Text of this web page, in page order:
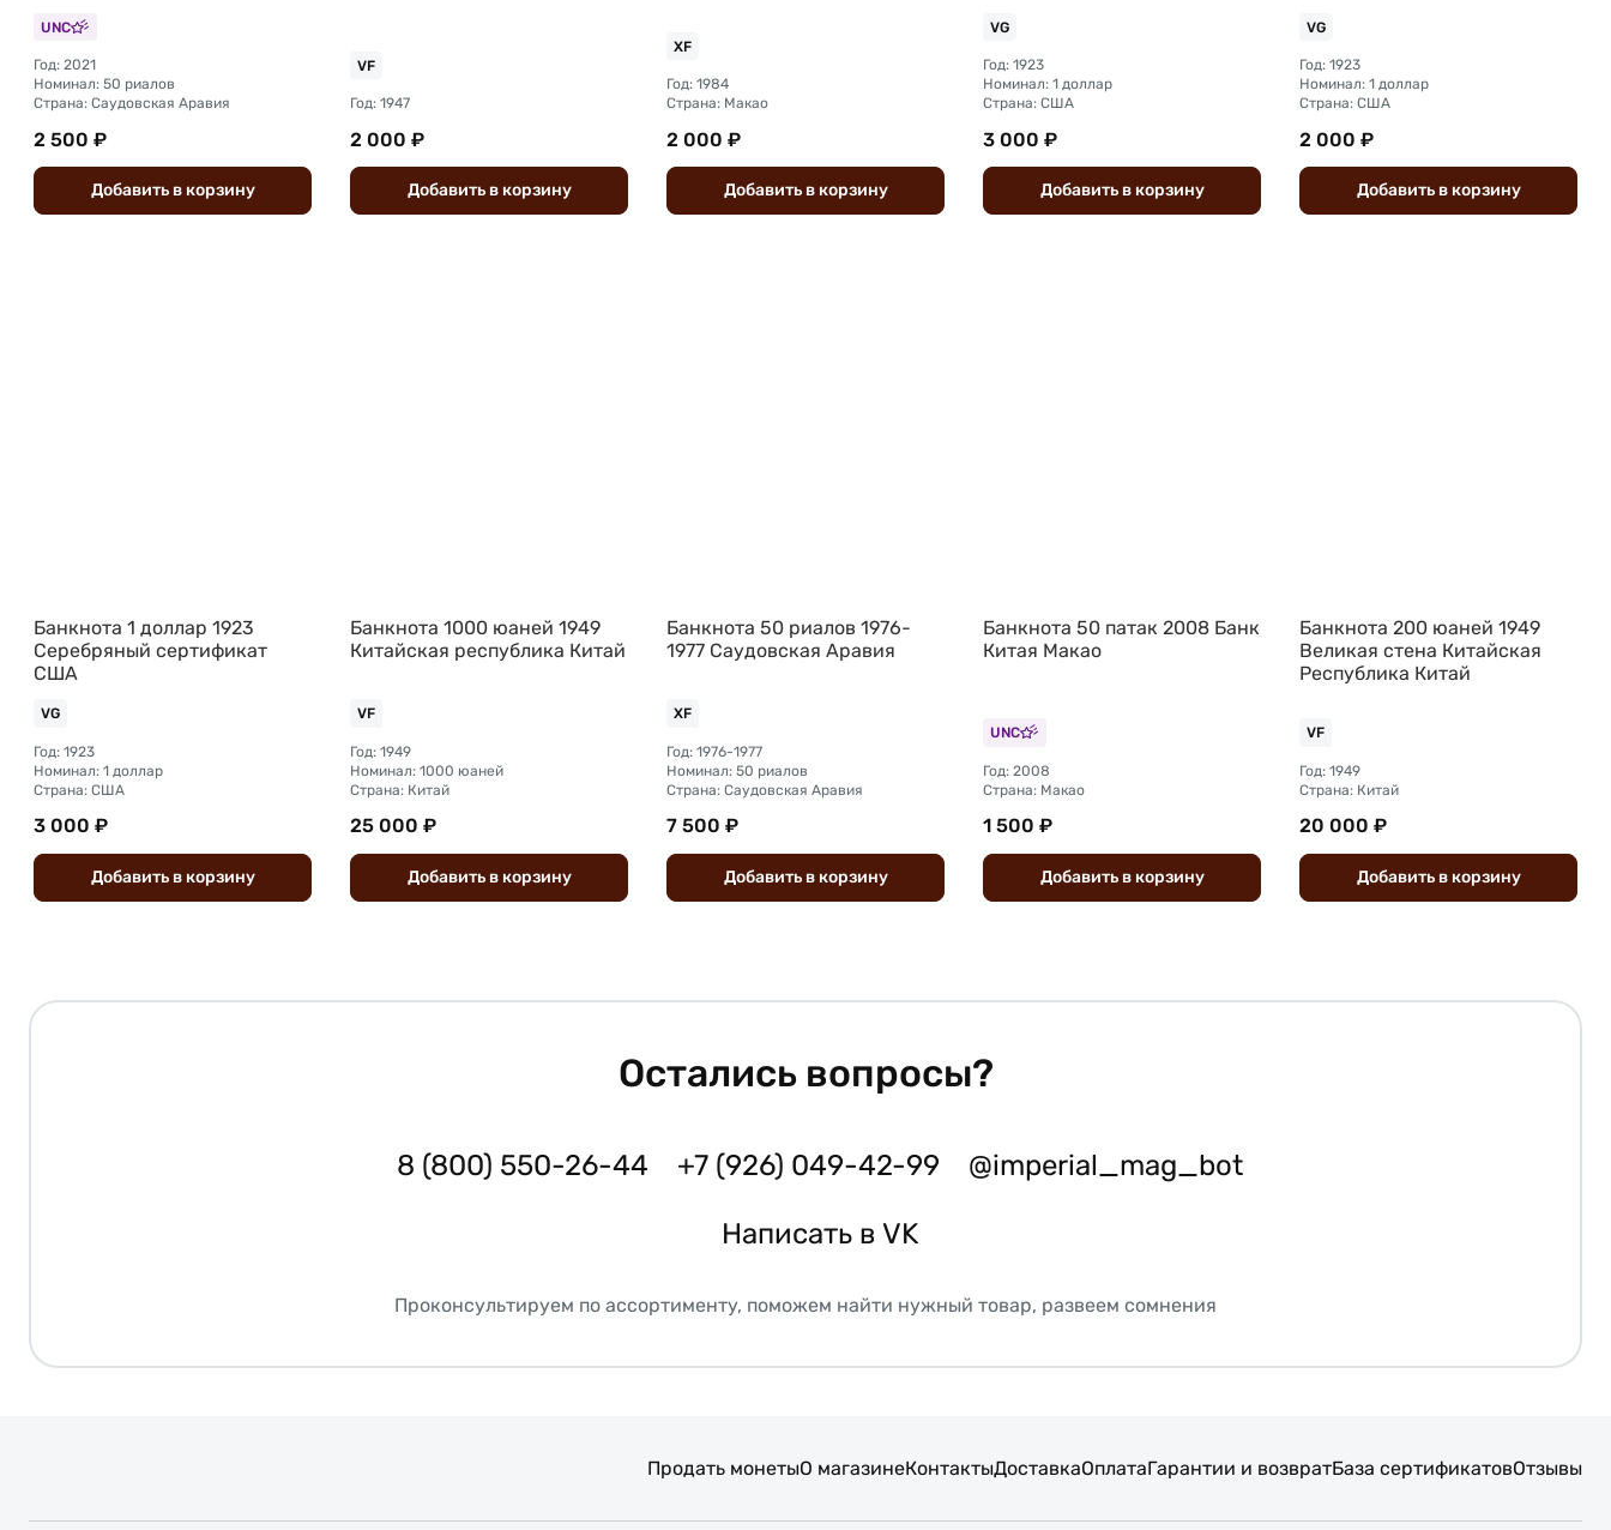
UNC
Год: 2021
Номинал: 50 риалов
Страна: Саудовская Аравия
2 500 ₽
Добавить вкорзину
VF
Год: 1947
2 000 ₽
Добавить вкорзину
XF
Год: 1984
Страна: Макао
2 000 ₽
Добавить вкорзину
VG
Год: 1923
Номинал: 1 доллар
Страна: США
3 000 ₽
Добавить вкорзину
VG
Год: 1923
Номинал: 1 доллар
Страна: США
2 000 ₽
Добавить вкорзину
Банкнота 1 доллар 1923
Серебряный сертификат
США
VG
Год: 1923
Номинал: 1 доллар
Страна: США
3 000 ₽
Добавить вкорзину
Банкнота 1000 юаней 1949
Китайская республика Китай
VF
Год: 1949
Номинал: 1000 юаней
Страна: Китай
25 000 ₽
Добавить вкорзину
Банкнота 50 риалов 1976-
1977 Саудовская Аравия
XF
Год: 1976-1977
Номинал: 50 риалов
Страна: Саудовская Аравия
7 500 ₽
Добавить вкорзину
Банкнота 50 патак 2008 Банк
Китая Макао
UNC
Год: 2008
Страна: Макао
1 500 ₽
Добавить вкорзину
Банкнота 200 юаней 1949
Великая стена Китайская
Республика Китай
VF
Год: 1949
Страна: Китай
20 000 ₽
Добавить вкорзину
Остались вопросы?
8 (800) 550-26-44 +7 (926) 049-42-99 @imperial_mag_bot
Написать в VK
Проконсультируем по ассортименту, поможем найти нужный товар, развеем сомнения
Продать монетыО магазинеКонтактыДоставкаОплатаГарантии и возвратБаза сертификатовОтзывы